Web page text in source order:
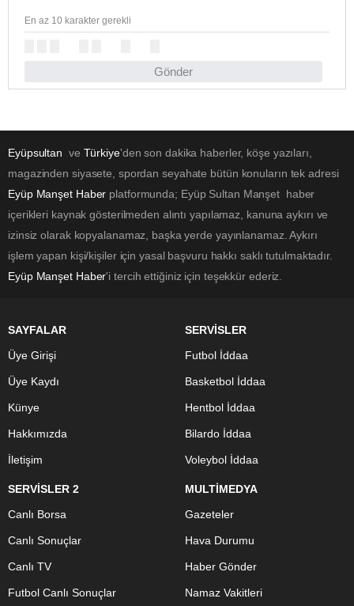
Gönder
En az 10 karakter gerekli
Eyüpsultan ve Türkiye'den son dakika haberler, köşe yazıları,
magazinden siyasete, spordan seyahate bütün konuların tek adresi
Eyüp Manşet Haber platformunda; Eyüp Sultan Manşet haber
içerikleri kaynak gösterilmeden alıntı yapılamaz, kanuna aykırı ve
izinsiz olarak kopyalanamaz, başka yerde yayınlanamaz. Aykırı
işlem yapan kişi/kişiler için yasal başvuru hakkı saklı tutulmaktadır.
Eyüp Manşet Haber'i tercih ettiğiniz için teşekkür ederiz.
SAYFALAR
Üye Girişi
Üye Kaydı
Künye
Hakkımızda
İletişim
SERVİSLER
Futbol İddaa
Basketbol İddaa
Hentbol İddaa
Bilardo İddaa
Voleybol İddaa
SERVİSLER 2
Canlı Borsa
Canlı Sonuçlar
Canlı TV
Futbol Canlı Sonuçlar
MULTİMEDYA
Gazeteler
Hava Durumu
Haber Gönder
Namaz Vakitleri